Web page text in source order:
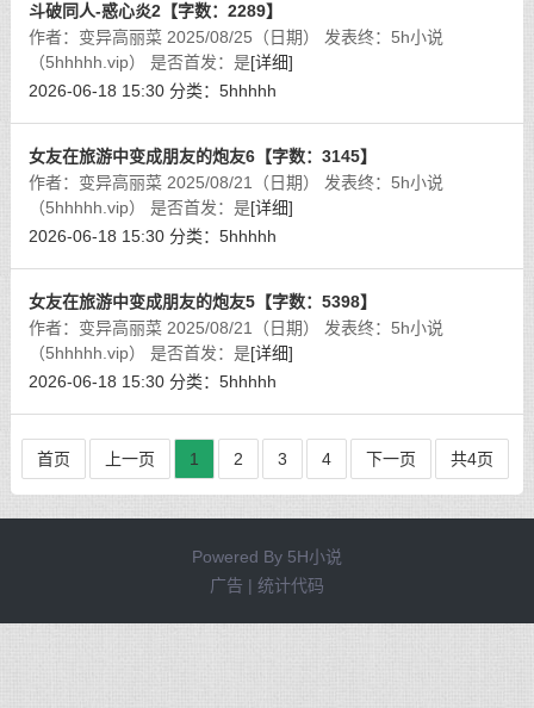
斗破同人-惑心炎2【字数：2289】
作者：变异高丽菜 2025/08/25（日期） 发表终：5h小说
（5hhhhh.vip） 是否首发：是[详细]
2026-06-18 15:30 分类： 5hhhhh
女友在旅游中变成朋友的炮友6【字数：3145】
作者：变异高丽菜 2025/08/21（日期） 发表终：5h小说
（5hhhhh.vip） 是否首发：是[详细]
2026-06-18 15:30 分类： 5hhhhh
女友在旅游中变成朋友的炮友5【字数：5398】
作者：变异高丽菜 2025/08/21（日期） 发表终：5h小说
（5hhhhh.vip） 是否首发：是[详细]
2026-06-18 15:30 分类： 5hhhhh
首页 上一页 1 2 3 4 下一页 共4页
Powered By 5H小说
广告 | 统计代码